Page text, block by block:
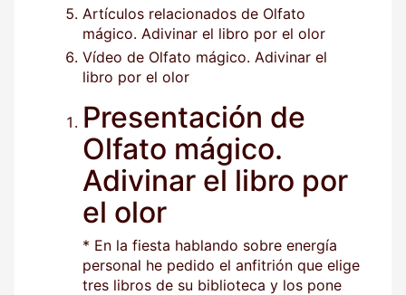
Artículos relacionados de Olfato
mágico. Adivinar el libro por el olor
Vídeo de Olfato mágico. Adivinar el
libro por el olor
Presentación de
Olfato mágico.
Adivinar el libro por
el olor
* En la fiesta hablando sobre energía
personal he pedido el anfitrión que elige
tres libros de su biblioteca y los pone